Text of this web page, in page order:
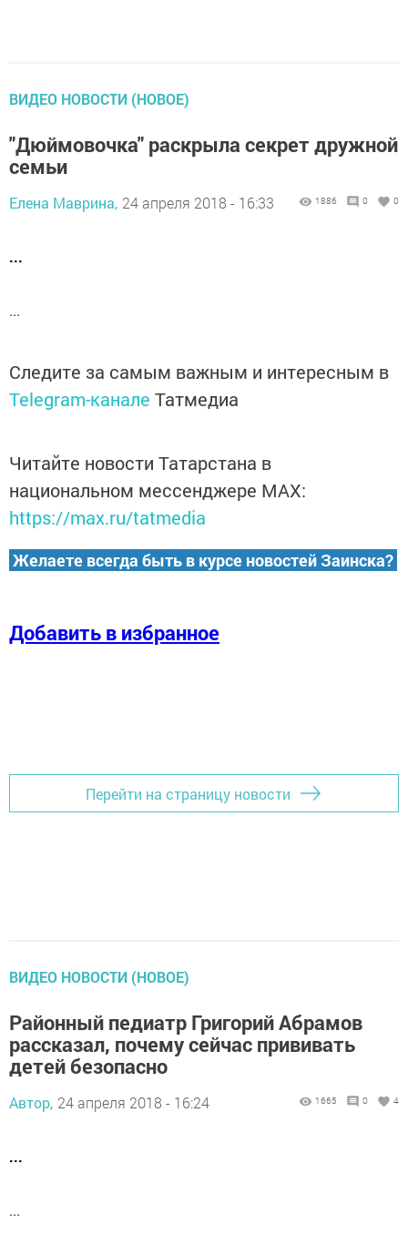
ВИДЕО НОВОСТИ (НОВОЕ)
"Дюймовочка" раскрыла секрет дружной
семьи
Елена Маврина, 24 апреля 2018 - 16:33 1886 0 0
...
...
Следите за самым важным и интересным в
Telegram-канале Татмедиа
Читайте новости Татарстана в
национальном мессенджере MАХ:
https://max.ru/tatmedia
Желаете всегда быть в курсе новостей Заинска?
Добавить в избранное
Перейти на страницу новости
ВИДЕО НОВОСТИ (НОВОЕ)
Районный педиатр Григорий Абрамов
рассказал, почему сейчас прививать
детей безопасно
Автор, 24 апреля 2018 - 16:24 1665 0 4
...
...